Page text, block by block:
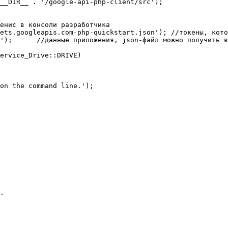
. __DIR__ . '/google-api-php-client/src');
в консоли разработчика
php-quickstart.json'); //токены,
the command line.');